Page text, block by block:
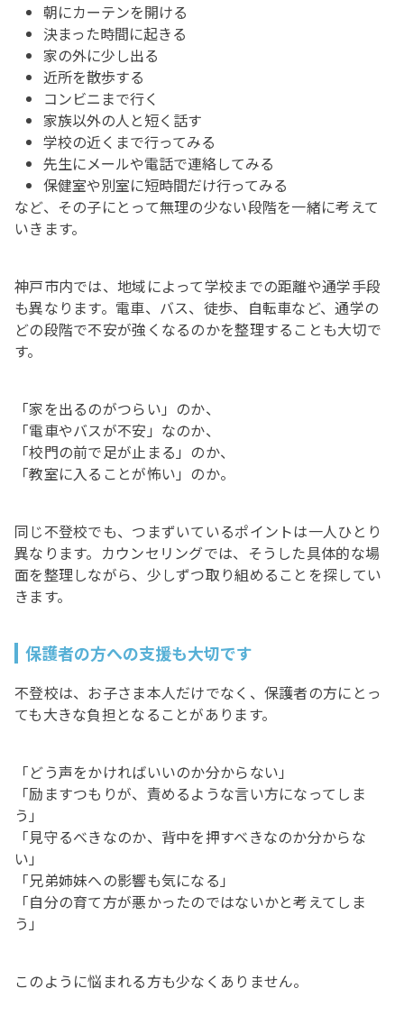
朝にカーテンを開ける
決まった時間に起きる
家の外に少し出る
近所を散歩する
コンビニまで行く
家族以外の人と短く話す
学校の近くまで行ってみる
先生にメールや電話で連絡してみる
保健室や別室に短時間だけ行ってみる
など、その子にとって無理の少ない段階を一緒に考えて
いきます。
神戸市内では、地域によって学校までの距離や通学手段
も異なります。電車、バス、徒歩、自転車など、通学の
どの段階で不安が強くなるのかを整理することも大切で
す。
「家を出るのがつらい」のか、
「電車やバスが不安」なのか、
「校門の前で足が止まる」のか、
「教室に入ることが怖い」のか。
同じ不登校でも、つまずいているポイントは一人ひとり
異なります。カウンセリングでは、そうした具体的な場
面を整理しながら、少しずつ取り組めることを探してい
きます。
保護者の方への支援も大切です
不登校は、お子さま本人だけでなく、保護者の方にとっ
ても大きな負担となることがあります。
「どう声をかければいいのか分からない」
「励ますつもりが、責めるような言い方になってしま
う」
「見守るべきなのか、背中を押すべきなのか分からな
い」
「兄弟姉妹への影響も気になる」
「自分の育て方が悪かったのではないかと考えてしま
う」
このように悩まれる方も少なくありません。